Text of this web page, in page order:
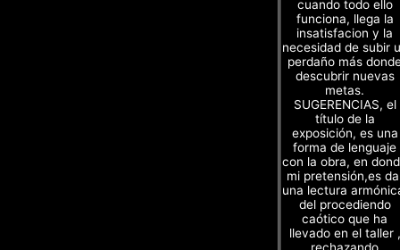
cuando todo ello
funciona, llega la
insatisfacion y la
necesidad de subir
perdaño más
descubrir nuevas
metas.
SUGERENCIAS, el
título de la
exposición, es una
forma de lenguaje
con la obra, en
mi pretensión,es
una lectura
del procediendo
caótico que ha
llevado en el taller ,